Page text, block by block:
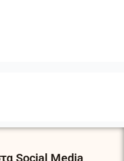
Social Media